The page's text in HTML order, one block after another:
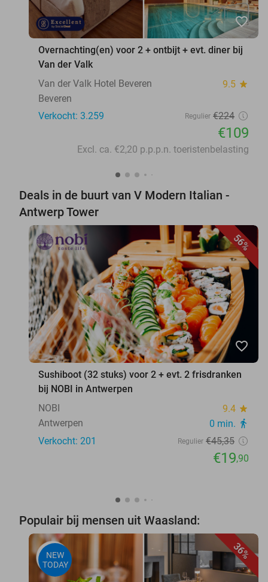
favorite_border
Overnachting(en) voor 2 + ontbijt + evt. diner bij
Van der Valk
Van der Valk Hotel Beveren
9.5 star
Beveren
Verkocht: 3.259
Regulier €224
€109
Excl. ca. €2,20 p.p.p.n. toeristenbelasting
Deals in de buurt van V Modern Italian -
Antwerp Tower
56%
favorite_border
Sushiboot (32 stuks) voor 2 + evt. 2 frisdranken
bij NOBI in Antwerpen
NOBI
9.4 star
Antwerpen 0 min. directions_walk
Verkocht: 201 Regulier €45,35
€19,90
Populair bij mensen uit Waasland:
36%
NEW
TODAY